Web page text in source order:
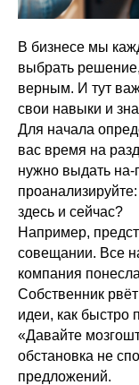
В бизнесе мы
выбрать
верным. И тут
свои навыки и
Для начала
вас время на
нужно выдать на-
здесь и сейчас?
Например,
совещании. Все
компания
Собственник
идеи, как быстро
«Давайте
обстановка не
предложений.